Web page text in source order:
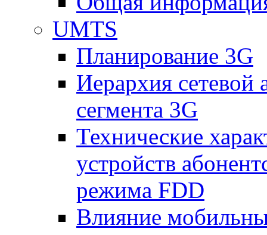
UMTS
Планирование 3G
Иерархия сетевой
сегмента 3G
Технические
устройств
режима FDD
Влияние